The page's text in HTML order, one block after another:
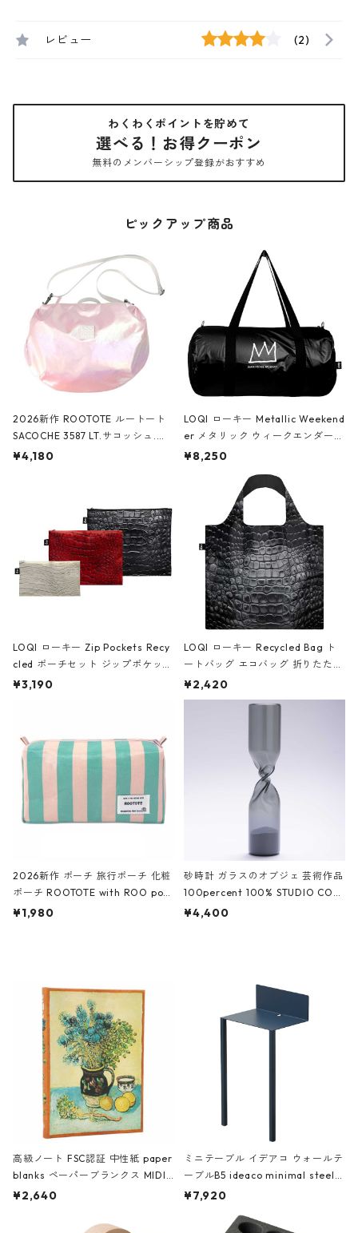
レビュー (2)
わくわくポイントを貯めて
選べる！お得クーポン
無料のメンバーシップ登録がおすすめ
ピックアップ商品
2026新作 ROOTOTE ルートート
SACOCHE 3587 LT.サコッシュ.ル
ミエ-B ショルダーバッグ グロスピ
¥4,180
LOQI ローキー Metallic Weekend
er メタリック ウィークエンダー
ボストンバッグ ショルダーバッグ
Black ジャン=ミッシェル・バスキ
ア/クラウン ブラック
¥8,250
LOQI ローキー Zip Pockets Recy
cled ポーチセット ジップポケット
ファスナーポーチ 撥水加工 トラベ
ーガンディー、オフホワイト
¥3,190
LOQI ローキー Recycled Bag ト
ートバッグ エコバッグ 折りたたみ
大きめ 撥水加工 収納ポーチ CRO
CODILE/Black クロコダイル/ブラ
¥2,420
2026新作 ポーチ 旅行ポーチ 化粧
ポーチ ROOTOTE with ROO pou
ch 3532 ルートート WR.ポーチ.ラ
¥1,980
砂時計 ガラスのオブジェ 芸術作品
100percent 100% STUDIO COH
AKU Timeless 100パーセント ス
¥4,400
高級ノート FSC認証 中性紙 paper
blanks ペーパーブランクス MIDI
ハードカバー 罫線 ヴァン・ゴッホ
¥2,640
ミニテーブル イデアコ ウォールテ
ーブルB5 ideaco minimal steel f
urniture WALL Table B5 ネイビー
¥7,920